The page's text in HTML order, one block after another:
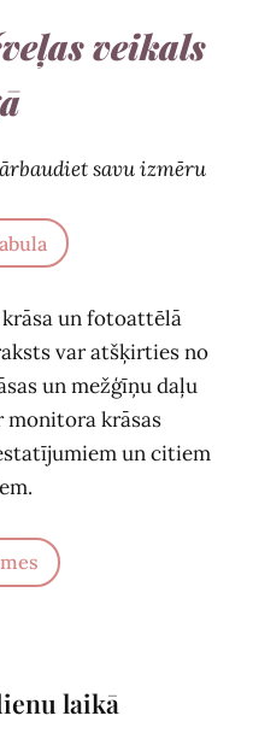
veikals
savu izmēru
un fotoattēlā
var atšķirties no
un mežģīņu daļu
monitora krāsas
un citiem
laikā